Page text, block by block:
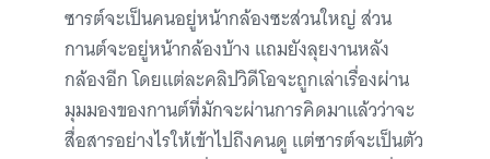
ซารต์จะเป็นคนอยู่หน้ากล้องซะส่วนใหญ่ ส่วน
กานต์จะอยู่หน้ากล้องบ้าง แถมยังลุยงานหลัง
กล้องอีก โดยแต่ละคลิปวิดีโอจะถูกเล่าเรื่องผ่าน
มุมมองของกานต์ที่มักจะผ่านการคิดมาแล้วว่าจะ
สื่อสารอย่างไรให้เข้าไปถึงคนดู แต่ซารต์จะเป็นตัว